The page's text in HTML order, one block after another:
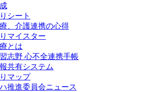
シート
、介護連携の心得
マイスター
とは
志野 心不全連携手帳
共有システム
マップ
推進委員会ニュース